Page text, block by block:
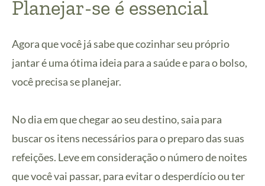
Planejar-se é essencial
Agora que você já sabe que cozinhar seu próprio
jantar é uma ótima ideia para a saúde e para o bolso,
você precisa se planejar.
No dia em que chegar ao seu destino, saia para
buscar os itens necessários para o preparo das suas
refeições. Leve em consideração o número de noites
que você vai passar, para evitar o desperdício ou ter